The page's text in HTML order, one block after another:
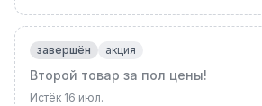
завершён акция
Второй товар за пол цены!
Истёк 16 июл.